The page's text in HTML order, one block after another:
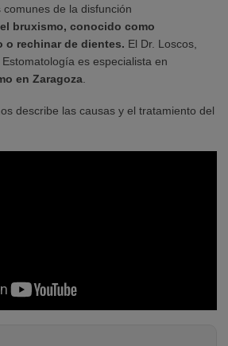
de la disfunción
el bruxismo, conocido como
o rechinar de dientes. El Dr. Loscos,
es especialista en
en Zaragoza
describe las causas y el tratamiento del